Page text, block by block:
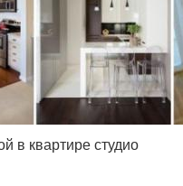
в квартире студио